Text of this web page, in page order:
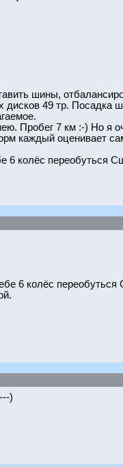
шины,
дисков 49 тр. Посадка
Пробег 7 км :-) Но я
каждый оценивает
переобуться
колёс переобуться
)